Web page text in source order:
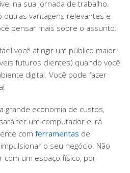
na sua jornada de trabalho.
outras vantagens relevantes e
pensar mais sobre o assunto:
você atingir um público maior
futuros clientes) quando você
digital. Você pode fazer
grande economia de custos,
ter um computador e irá
com ferramentas de
o seu negócio. Não
com um espaço físico, por